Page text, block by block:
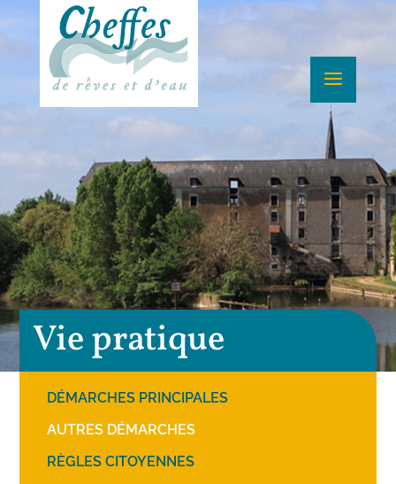
Vie pratique
DÉMARCHES PRINCIPALES
AUTRES DÉMARCHES
RÈGLES CITOYENNES